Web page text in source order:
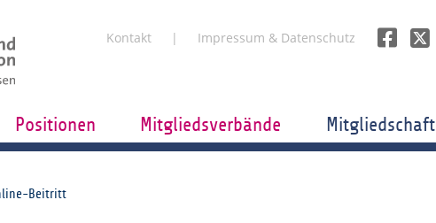
Kontakt Impressum & Datenschutz
Positionen Mitgliedsverbände Mitgliedschaft
Beitritt